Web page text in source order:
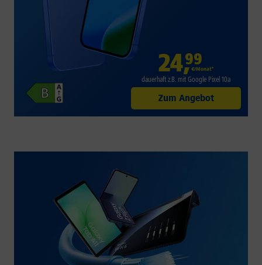
24,99
€/Monat*
dauerhaft z.B. mit Google Pixel 10a
Zum Angebot